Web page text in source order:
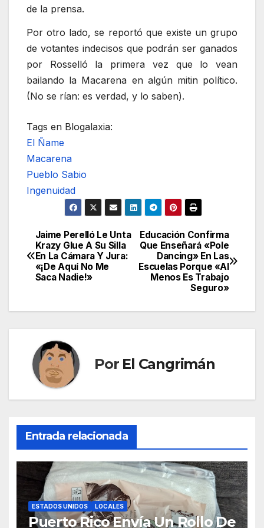
de la prensa.
Por otro lado, se reportó que existe un grupo
de votantes indecisos que podrán ser ganados
por Rosselló la primera vez que lo vean
bailando la Macarena en algún mitin político.
(No se rían: es verdad, y lo saben).
Tags en Blogalaxia:
El Ñame
Macarena
Pueblo Sabio
Ingenuidad
Navegación
de
Educación Confirma
Que Enseñará «Pole
Dancing» En Las
Escuelas Porque «Al
Menos Es Trabajo
Seguro»
Jaime Perelló Le Unta
Krazy Glue A Su Silla
En La Cámara Y Jura:
«¡De Aquí No Me
Saca Nadie!»
Por El Cangrimán
Entrada relacionada
ESTADOS UNIDOS LOCALES
Puerto Rico Envía Un Rollo De